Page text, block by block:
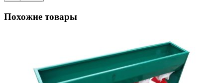
Похожие товары